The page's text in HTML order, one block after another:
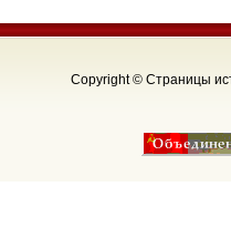
Copyright © Страницы